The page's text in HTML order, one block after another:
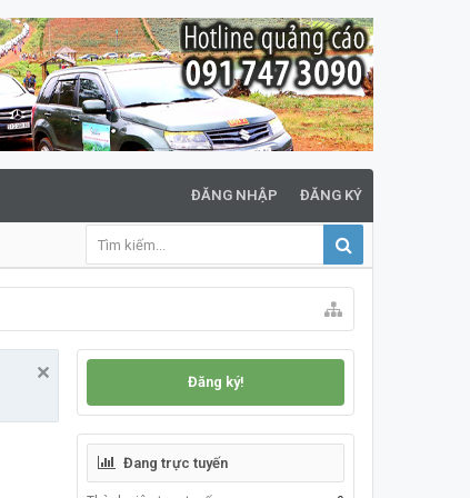
ĐĂNG NHẬP ĐĂNG KÝ
Đăng ký!
Đang trực tuyến